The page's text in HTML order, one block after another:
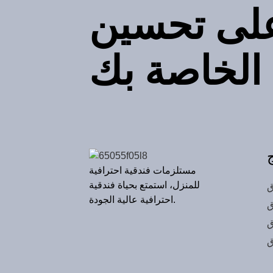
سميكة وممتدة بشعار
مخصص
منشفة يد قطنية صغيرة
بالجملة منشفة هدية مطرزة
بشعار أصفر وأزرق ورمادي
من القطن مربعة صغيرة
تحسين
الخاصة بك
مستلزمات فندقية احترافية
للمنزل، استمتع بحياة فندقية
احترافية عالية الجودة.